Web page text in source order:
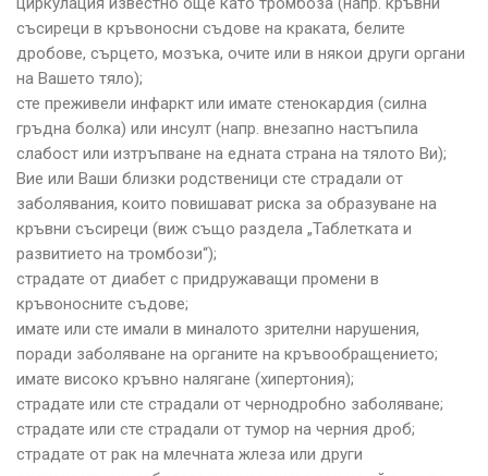
съсиреци в кръвоносни съдове на краката, белите
дробове, сърцето, мозъка, очите или в някои други органи
на Вашето тяло);
сте преживели инфаркт или имате стенокардия (силна
гръдна болка) или инсулт (напр. внезапно настъпила
слабост или изтръпване на едната страна на тялото Ви);
Вие или Ваши близки родственици сте страдали от
заболявания, които повишават риска за образуване на
кръвни съсиреци (виж също раздела „Таблетката и
развитието на тромбози“);
страдате от диабет с придружаващи промени в
кръвоносните съдове;
имате или сте имали в миналото зрителни нарушения,
поради заболяване на органите на кръвообращението;
имате високо кръвно налягане (хипертония);
страдате или сте страдали от чернодробно заболяване;
страдате или сте страдали от тумор на черния дроб;
страдате от рак на млечната жлеза или други